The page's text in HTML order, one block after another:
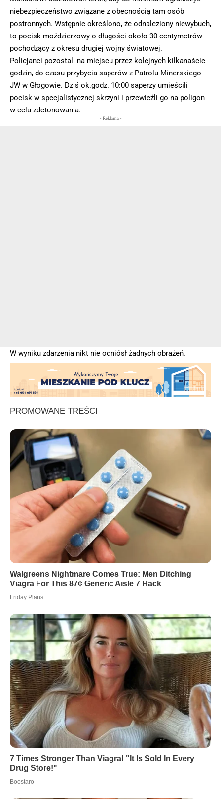
niebezpieczeństwo związane z obecnością tam osób
postronnych. Wstępnie określono, że odnaleziony niewybuch,
to pocisk moździerzowy o długości około 30 centymetrów
pochodzący z okresu drugiej wojny światowej.
Policjanci pozostali na miejscu przez kolejnych kilkanaście
godzin, do czasu przybycia saperów z Patrolu Minerskiego
JW w Głogowie. Dziś ok.godz. 10:00 saperzy umieścili
pocisk w specjalistycznej skrzyni i przewieźli go na poligon
w celu zdetonowania.
- Reklama -
W wyniku zdarzenia nikt nie odniósł żadnych obrażeń.